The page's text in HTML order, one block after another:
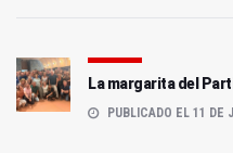
La margarita del
PUBLICADO EL 11 DE